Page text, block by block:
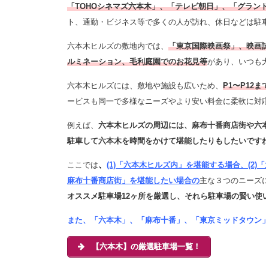
「TOHOシネマズ六本木」、「テレビ朝日」、「グラン
ト、通勤・ビジネス等で多くの人が訪れ、休日などは駐
六本木ヒルズの敷地内では、 「東京国際映画祭」、映画
ルミネーション、毛利庭園でのお花見等があり、いつも
六本木ヒルズには、敷地や施設も広いため、 P1〜P12ま
ービスも同一で多様なニーズやより安い料金に柔軟に対
例えば、 六本木ヒルズの周辺には、麻布十番商店街や六
駐車して六本木を時間をかけて堪能したりもしたいです
ここでは、 (1)「六本木ヒルズ内」を堪能する場合、(2)
麻布十番商店街」を堪能したい場合の主な ３つのニーズ
オススメ駐車場12ヶ所を厳選し、それら駐車場の賢い使
また、「六本木」、「麻布十番」、「東京ミッドタウ
【六本木】の厳選駐車場一覧！